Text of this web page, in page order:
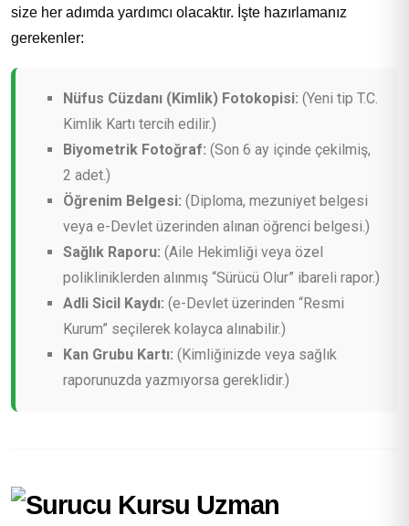
size her adımda yardımcı olacaktır. İşte hazırlamanız
gerekenler:
Nüfus Cüzdanı (Kimlik) Fotokopisi: (Yeni tip T.C.
Kimlik Kartı tercih edilir.)
Biyometrik Fotoğraf: (Son 6 ay içinde çekilmiş,
2 adet.)
Öğrenim Belgesi: (Diploma, mezuniyet belgesi
veya e-Devlet üzerinden alınan öğrenci belgesi.)
Sağlık Raporu: (Aile Hekimliği veya özel
polikliniklerden alınmış “Sürücü Olur” ibareli rapor.)
Adli Sicil Kaydı: (e-Devlet üzerinden “Resmi
Kurum” seçilerek kolayca alınabilir.)
Kan Grubu Kartı: (Kimliğinizde veya sağlık
raporunuzda yazmıyorsa gereklidir.)